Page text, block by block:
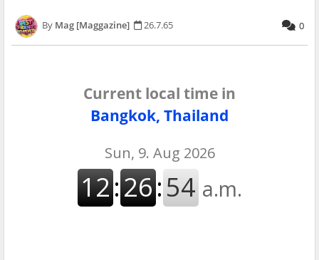
Mag [Maggazine] 26.7.65 0
Current local time in
Bangkok, Thailand